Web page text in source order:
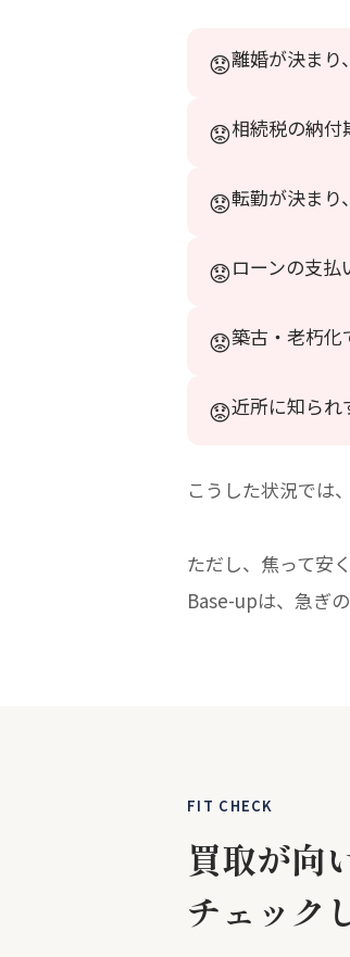
離婚が決まり
相続税の納付
転勤が決まり
ローンの支
築古・老朽化
近所に知られ
こうした状況では、
ただし、焦って安
Base-upは、急ぎ
FIT CHECK
買取が向
チェック